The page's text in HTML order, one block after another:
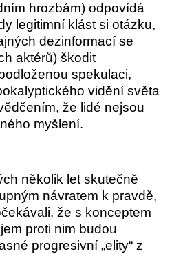
hrozbám) odpovídá
legitimní klást si otázku,
dezinformací se
aktérů) škodit
spekulaci,
vidění světa
že lidé nejsou
myšlení.
několik let skutečně
návratem k pravdě,
že s konceptem
proti nim budou
progresivní „elity“ z